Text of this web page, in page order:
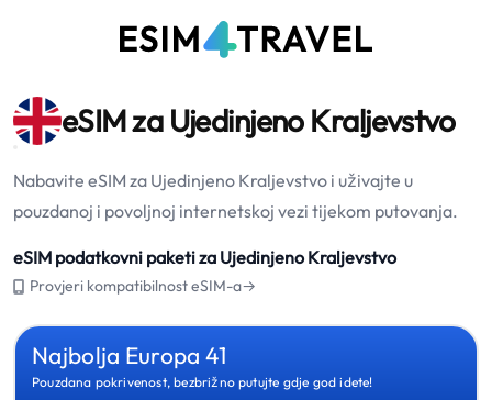
eSIM za Ujedinjeno Kraljevstvo
Nabavite eSIM za Ujedinjeno Kraljevstvo i uživajte u
pouzdanoj i povoljnoj internetskoj vezi tijekom putovanja.
eSIM podatkovni paketi za Ujedinjeno Kraljevstvo
Provjeri kompatibilnost eSIM-a→
Najbolja Europa 41
Pouzdana pokrivenost, bezbrižno putujte gdje god idete!